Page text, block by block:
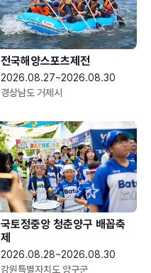
전국해양스포츠제전
2026.08.27~2026.08.30
경상남도 거제시
국토정중앙 청춘양구 배꼽축
제
2026.08.28~2026.08.30
강원특별자치도 양구군